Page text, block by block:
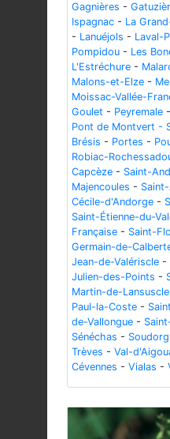
Gagnières -
Ispagnac - La
- Lanuéjols - Laval-
Pompidou - Les
L'Estréchure -
Malons-et-Elze -
Moissac-Vallée-
Goulet - Peyremale -
Pont de Montvert -
Brésis - Portes -
Robiac-
Capcèze - Saint-
Majencoules -
Cécile-d'Andorge -
Saint-Étienne-du-
Française - Saint-
Germain-de-
Jean-de-Valériscle -
Julien-des-Points -
Martin-de-Lansuscle
Paul-la-Coste -
de-Vallongue -
Sénéchas -
Trèves - Val-
Cévennes - Vialas -